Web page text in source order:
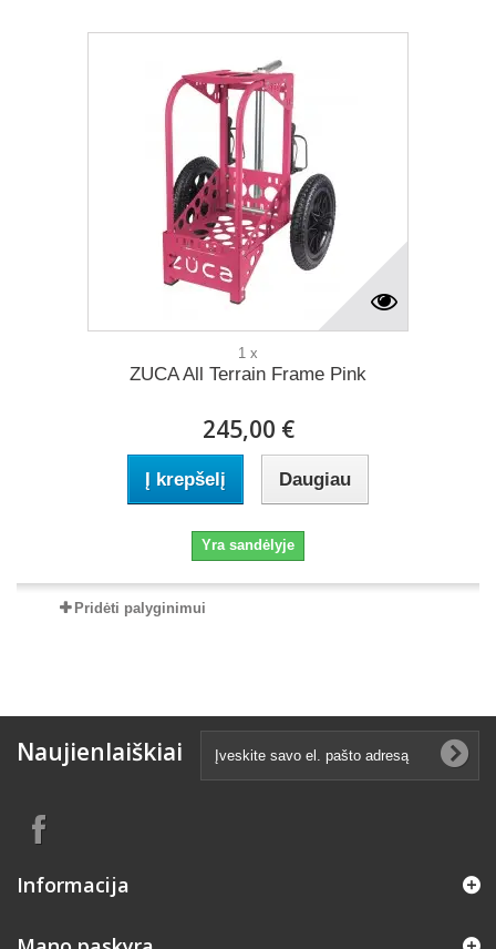
1 x
ZUCA All Terrain Frame Pink
245,00 €
Į krepšelį Daugiau
Yra sandėlyje
Pridėti palyginimui
Naujienlaiškiai
Informacija